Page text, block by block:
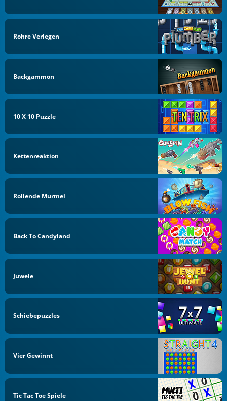
Rohre Verlegen
Backgammon
10 X 10 Puzzle
Kettenreaktion
Rollende Murmel
Back To Candyland
Juwele
Schiebepuzzles
Vier Gewinnt
Tic Tac Toe Spiele